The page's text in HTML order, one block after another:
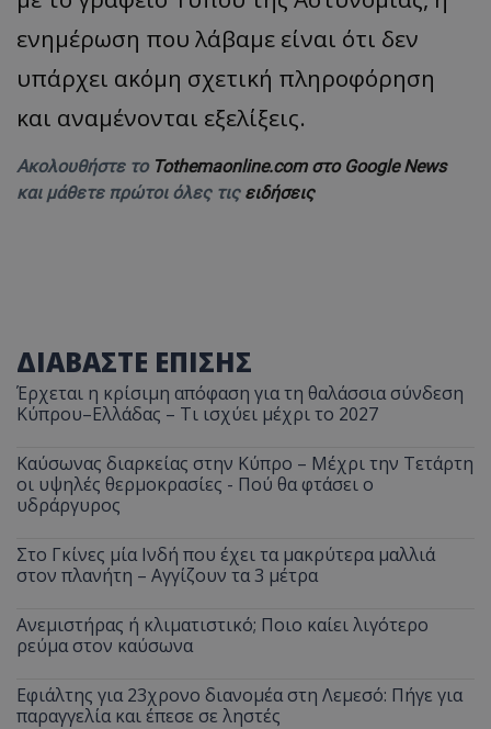
ενημέρωση που λάβαμε είναι ότι δεν
υπάρχει ακόμη σχετική πληροφόρηση
και αναμένονται εξελίξεις.
Ακολουθήστε το Tothemaonline.com στο Google News
και μάθετε πρώτοι όλες τις ειδήσεις
ΔΙΑΒΑΣΤΕ ΕΠΙΣΗΣ
Έρχεται η κρίσιμη απόφαση για τη θαλάσσια σύνδεση
Κύπρου–Ελλάδας – Τι ισχύει μέχρι το 2027
Καύσωνας διαρκείας στην Κύπρο – Μέχρι την Τετάρτη
οι υψηλές θερμοκρασίες - Πού θα φτάσει ο
υδράργυρος
Στο Γκίνες μία Ινδή που έχει τα μακρύτερα μαλλιά
στον πλανήτη – Αγγίζουν τα 3 μέτρα
Ανεμιστήρας ή κλιματιστικό; Ποιο καίει λιγότερο
ρεύμα στον καύσωνα
Εφιάλτης για 23χρονο διανομέα στη Λεμεσό: Πήγε για
παραγγελία και έπεσε σε ληστές